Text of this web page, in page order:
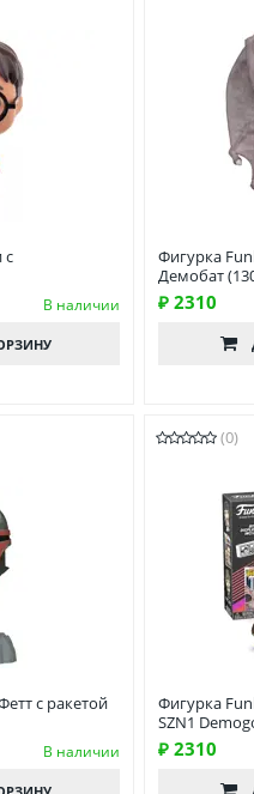
с
В наличии
Фигурка
Демобат
₽ 2310
с ракетой
В наличии
(0)
Фигурка
SZN1
₽ 2310